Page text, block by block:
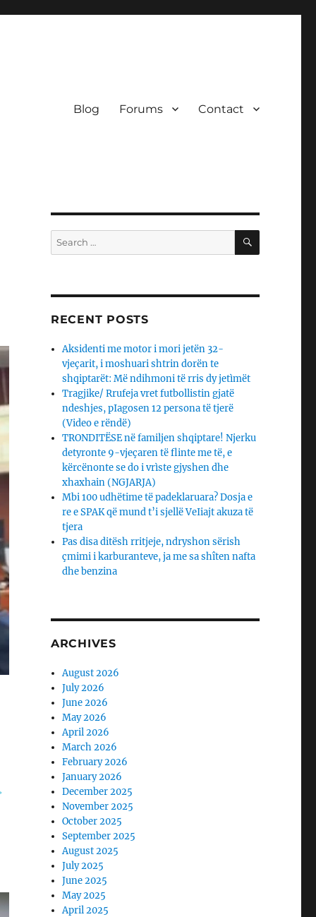
Blog Forums Contact
Search
for:
SEARCH
RECENT POSTS
Aksidenti me motor i mori jetën 32-
vjeçarit, i moshuari shtrin dorën te
shqiptarët: Më ndihmoni të rris dy jetìmët
Tragjike/ Rrufeja vret futbollistin gjatë
ndeshjes, pIagosen 12 persona të tjerë
(Video e rëndë)
TRONDITËSE në familjen shqiptare! Njerku
detyronte 9-vjeçaren të flinte me të, e
kërcënonte se do i vrìste gjyshen dhe
xhaxhain (NGJARJA)
Mbi 100 udhëtime të padeklaruara? Dosja e
re e SPAK që mund t’i sjellë VeIiajt akuza të
tjera
Pas disa ditësh rritjeje, ndryshon sërish
çmimi i karburanteve, ja me sa shîten nafta
dhe benzina
ARCHIVES
August 2026
July 2026
June 2026
May 2026
April 2026
March 2026
February 2026
January 2026
December 2025
November 2025
October 2025
September 2025
August 2025
July 2025
June 2025
May 2025
April 2025